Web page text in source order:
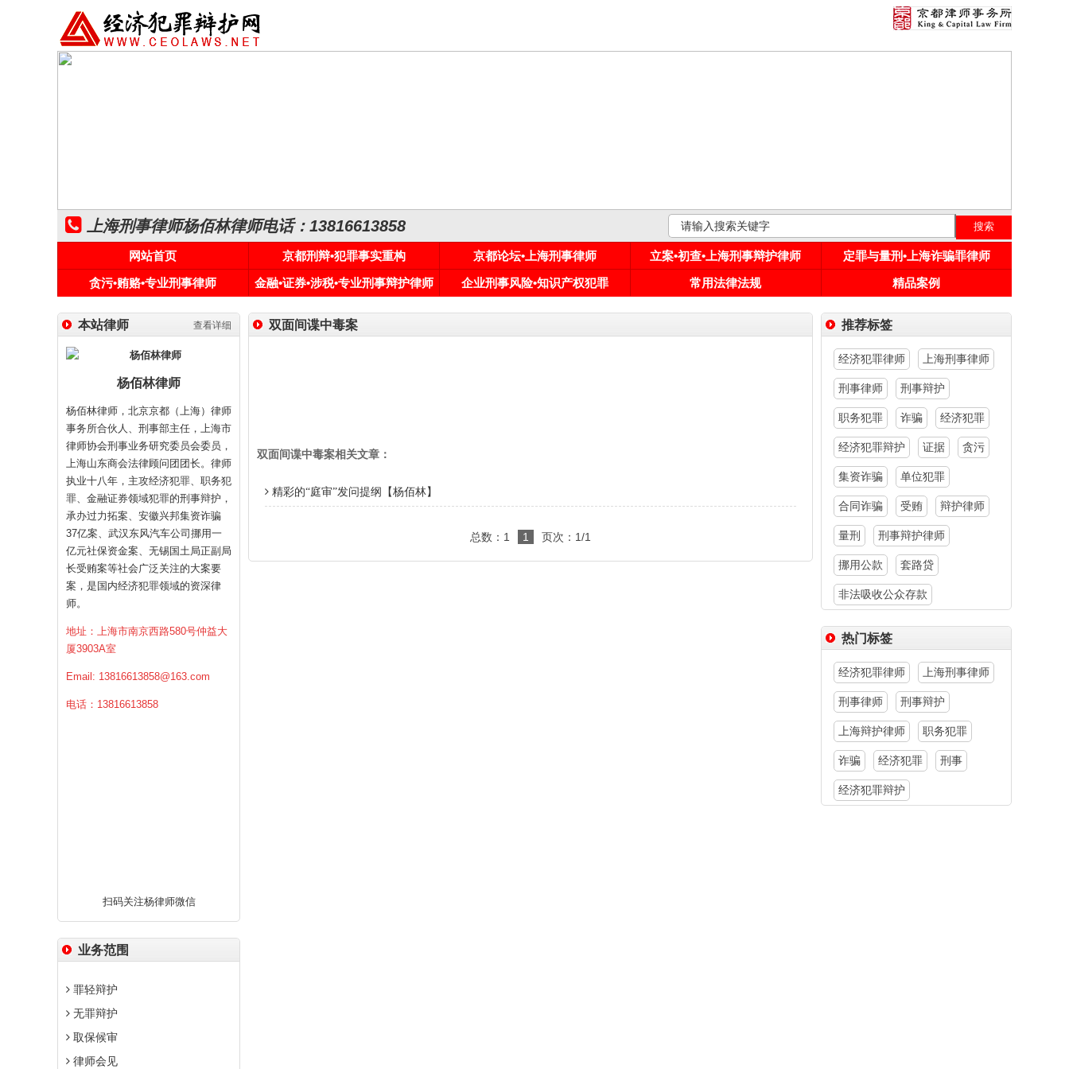
上海刑事律师杨佰林律师电话：13816613858
网站首页 京都刑辩•犯罪事实重构 京都论坛•上海刑事律师 立案•初查•上海刑事辩护律师
定罪与量刑•上海诈骗罪律师
贪污•贿赂•专业刑事律师
金融•证券•涉税•专业刑事辩护律师 企业刑事风险•知识产权犯罪 常用法律法规 精品案例
查看详细
本站律师
杨佰林律师
杨佰林律师，北京京都（上海）律师
事务所合伙人、刑事部主任，上海市
律师协会刑事业务研究委员会委员，
上海山东商会法律顾问团团长。律师
执业十八年，主攻经济犯罪、职务犯
罪、金融证券领域犯罪的刑事辩护，
承办过力拓案、安徽兴邦集资诈骗
37亿案、武汉东风汽车公司挪用一
亿元社保资金案、无锡国土局正副局
长受贿案等社会广泛关注的大案要
案，是国内经济犯罪领域的资深律
师。
地址：上海市南京西路580号仲益大
厦3903A室
Email: 13816613858@163.com
电话：13816613858
扫码关注杨律师微信
业务范围
罪轻辩护
无罪辩护
取保候审
律师会见
双面间谍中毒案
双面间谍中毒案相关文章：
精彩的“庭审”发问提纲【杨佰林】
总数：1 1 页次：1/1
推荐标签
经济犯罪律师 上海刑事律师
刑事律师 刑事辩护
职务犯罪 诈骗 经济犯罪
经济犯罪辩护 证据 贪污
集资诈骗 单位犯罪
合同诈骗 受贿 辩护律师
量刑 刑事辩护律师
挪用公款 套路贷
非法吸收公众存款
热门标签
经济犯罪律师 上海刑事律师
刑事律师 刑事辩护
上海辩护律师 职务犯罪
诈骗 经济犯罪 刑事
经济犯罪辩护